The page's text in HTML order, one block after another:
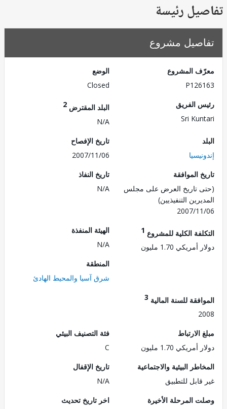
رئيسة
مشروع
المشروع
الفريق
Sri
البلد المقترض
تاريخ الإفصاح
2007/11/06
الموافقة
تاريخ العرض على مجلس
التنفيذيين)
2007/
تاريخ النفاذ
N/A
الكلية للمشروع1
1.70 مليون
الهيئة المنفذة
شرق آسيا والمحيط الهادئ
للسنة المالية3
1.70 مليون
فئة التصنيف البيئي
البيئية والاجتماعية
للتطبيق
تاريخ الإقفال
المرحلة الأخيرة
اخر تاريخ تحديث